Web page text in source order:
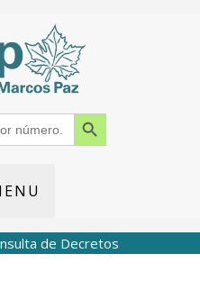
Search Button
de Decretos